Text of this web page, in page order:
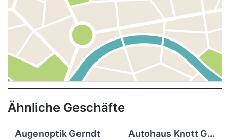
Ähnliche Geschäfte
Augenoptik Gerndt Autohaus Knott GmbH Finsterwalde